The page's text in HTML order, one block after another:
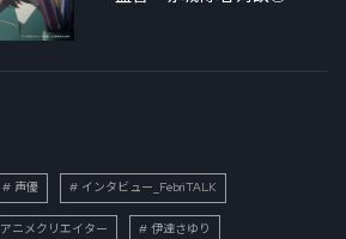
声優 インタビュー_FebriTALK
アニメクリエイター 伊達さゆり